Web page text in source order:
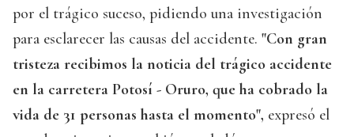
por el trágico suceso, pidiendo una investigación
para esclarecer las causas del accidente. "Con gran
tristeza recibimos la noticia del trágico accidente
en la carretera Potosí - Oruro, que ha cobrado la
vida de 31 personas hasta el momento", expresó el